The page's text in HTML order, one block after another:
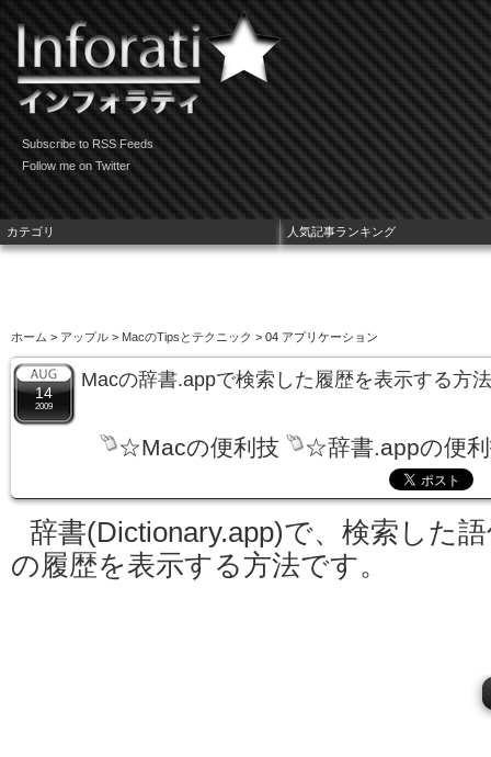
Subscribe to RSS Feeds
Follow me on Twitter
ホーム > アップル > MacのTipsとテクニック > 04 アプリケーション
14
2009
Macの辞書.appで検索した履歴を表示する方法
☆Macの便利技 ☆辞書.appの便
辞書(Dictionary.app)で、検索した
の履歴を表示する方法です。
カテゴリ 人気記事ランキング